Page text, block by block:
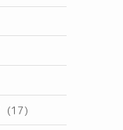
(17)